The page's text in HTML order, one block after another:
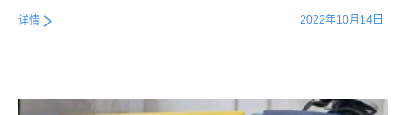
2022年10月14日
详情